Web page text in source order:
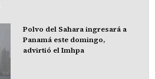
Polvo del Sahara ingresará a
Panamá este domingo,
advirtió el Imhpa